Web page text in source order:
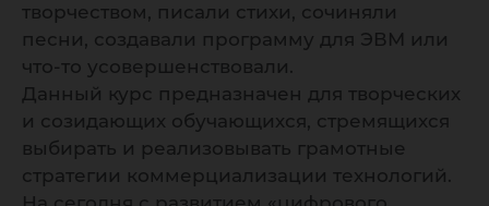
творчеством, писали стихи, сочиняли
песни, создавали программу для ЭВМ или
что-то усовершенствовали.
Данный курс предназначен для творческих
и созидающих обучающихся, стремящихся
выбирать и реализовывать грамотные
стратегии коммерциализации технологий.